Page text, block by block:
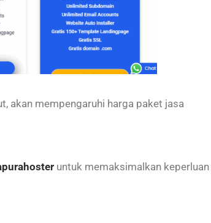
akan mempengaruhi harga paket jasa
untuk memaksimalkan keperluan